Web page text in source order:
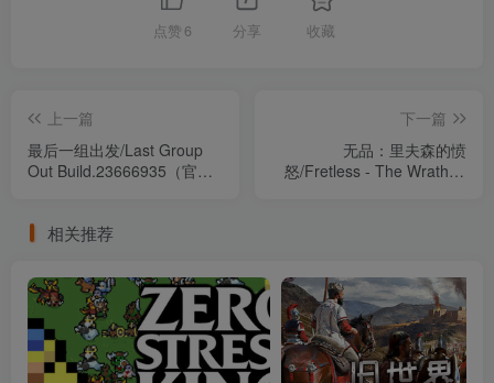
点赞 6 分享 收藏
上一篇
最后一组出发/Last Group
Out Build.23666935（官
下一篇
无品：里夫森的愤
怒/Fretless - The Wrath of
相关推荐